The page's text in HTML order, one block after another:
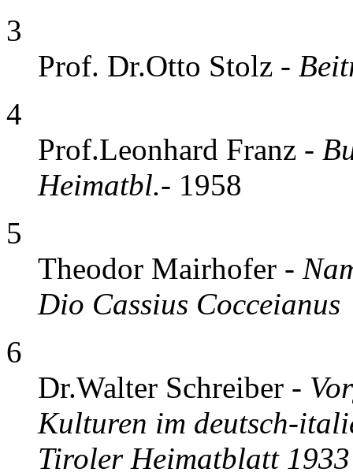
3
Prof. Dr.Otto Stolz -
4
Prof.Leonhard Franz -
Heimatbl.- 1958
5
Theodor Mairhofer -
Dio Cassius Cocceianus
6
Dr.Walter Schreiber -
Kulturen im deutsch-
Tiroler Heimatblatt 1933